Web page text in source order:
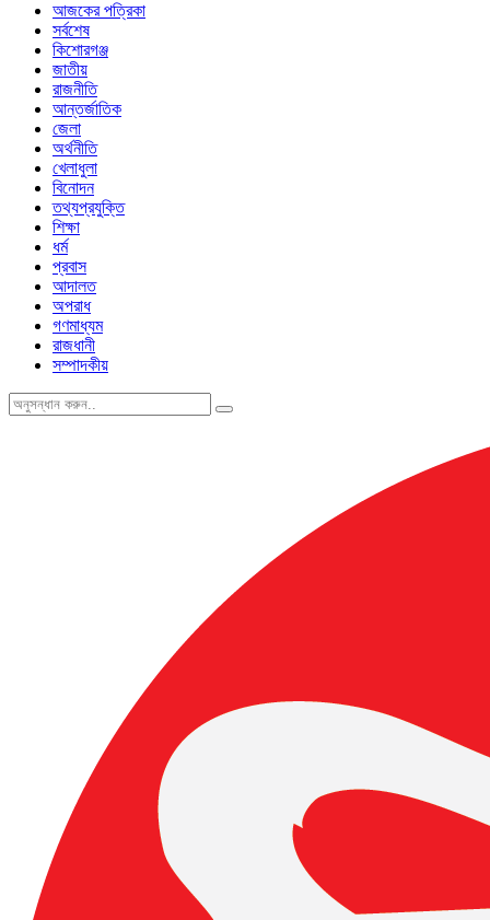
আজকের পত্রিকা
সর্বশেষ
কিশোরগঞ্জ
জাতীয়
রাজনীতি
আন্তর্জাতিক
জেলা
অর্থনীতি
খেলাধুলা
বিনোদন
তথ্যপ্রযুক্তি
শিক্ষা
ধর্ম
প্রবাস
আদালত
অপরাধ
গণমাধ্যম
রাজধানী
সম্পাদকীয়